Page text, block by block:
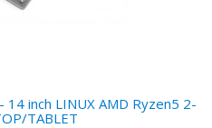
inch LINUX AMD Ryzen5 2-
TABLET